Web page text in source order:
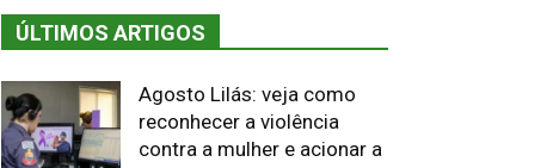
ÚLTIMOS ARTIGOS
Agosto Lilás: veja como
reconhecer a violência
contra a mulher e acionar a